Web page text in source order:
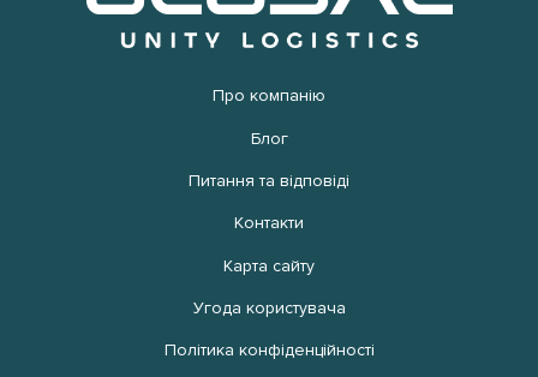
Про компанію
Блог
Питання та відповіді
Контакти
Карта сайту
Угода користувача
Політика конфіденційності